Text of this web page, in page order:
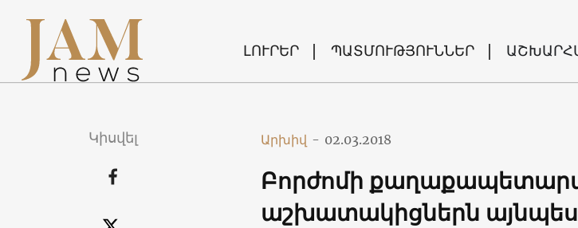
ԼՈՒՐԵՐ ՊԱՏՄՈՒԹՅՈՒՆՆԵՐ
Կիսվել Արխիվ - 02.03.2018
Բորժոմի
աշխատակիցներն այնպես